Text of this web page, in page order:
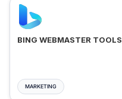
BING WEBMASTER TOOLS
MARKETING